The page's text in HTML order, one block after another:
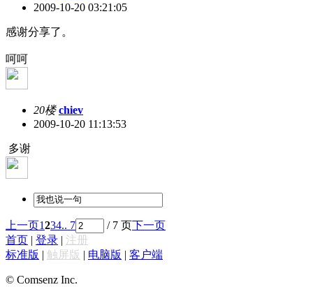
2009-10-20 03:21:05
感谢分享了。
呵呵
20楼 chiev
2009-10-20 11:13:53
多谢
上一页1234.. 7 / 7 页下一页
首页 | 登录 | 注册
标准版 | 触屏版 | 电脑版 | 客户端
© Comsenz Inc.